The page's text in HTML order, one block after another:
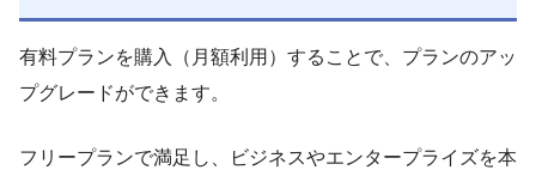
有料プランを購入（月額利用）することで、プランのアッ
プグレードができます。
フリープランで満足し、ビジネスやエンタープライズを本